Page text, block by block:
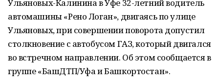
Ульяновых-Калинина в Уфе 32-летний водитель
автомашины «Рено Логан», двигаясь по улице
Ульяновых, при совершении поворота допустил
столкновение с автобусом ГАЗ, который двигался
во встречном направлении. Об этом сообщается в
группе «БашДТП/Уфа и Башкортостан».